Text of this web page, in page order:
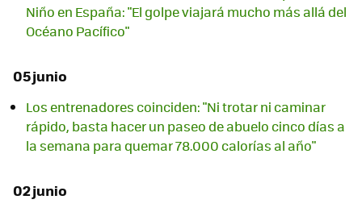
Niño en España: "El golpe viajará mucho más allá del
Océano Pacífico"
05 junio
Los entrenadores coinciden: "Ni trotar ni caminar
rápido, basta hacer un paseo de abuelo cinco días a
la semana para quemar 78.000 calorías al año"
02 junio